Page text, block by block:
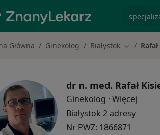
Główna Ginekolog Białystok Zmień
dr n. med. Rafał
Ginekolog · Więcej
Białystok 2 adresy
Nr PWZ: 1866871